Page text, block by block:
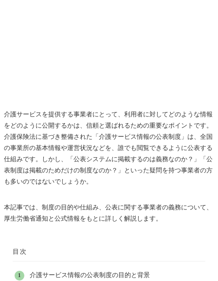
介護サービスを提供する事業者にとって、利用者に対してどのような情報
をどのように公開するかは、信頼と選ばれるための重要なポイントです。
介護保険法に基づき整備された「介護サービス情報の公表制度」は、全国
の事業所の基本情報や運営状況などを、誰でも閲覧できるように公表する
仕組みです。しかし、「公表システムに掲載するのは義務なのか？」「公
表制度は掲載のためだけの制度なのか？」といった疑問を持つ事業者の方
も多いのではないでしょうか。
本記事では、制度の目的や仕組み、公表に関する事業者の義務について、
厚生労働省通知と公式情報をもとに詳しく解説します。
目次
介護サービス情報の公表制度の目的と背景